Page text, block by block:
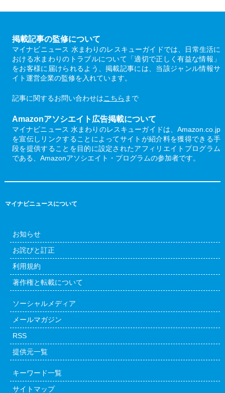
掲載記事の監修について
マイナビニュース 水まわりのレスキューガイドでは、日常生活に
おける水まわりのトラブルについて「適切で正しく有益な情報」
をお客様に届けられるよう、掲載記事には、当該ジャンル情報サ
イト運営企業の監修を入れています。
記事に関するお問い合わせはこちら まで
Amazonアソシエイト広告掲載について
マイナビニュース 水まわりのレスキューガイドは、Amazon.co.jp
を宣伝しリンクすることによってサイトが紹介料を獲得できる手
段を提供することを目的に設定されたアフィリエイトプログラム
である、Amazonアソシエイト・プログラムの参加者です。
マイナビニュースについて
お知らせ
お詫びと訂正
利用規約
著作権と転載について
ソーシャルメディア
メールマガジン
RSS
提供元一覧
キーワード一覧
サイトマップ